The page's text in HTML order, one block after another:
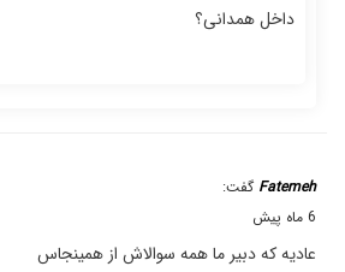
داخل همدانی؟
Fatemeh گفت:
6 ماه پیش
عادیه که دبیر ما همه سوالاش از همینجاس